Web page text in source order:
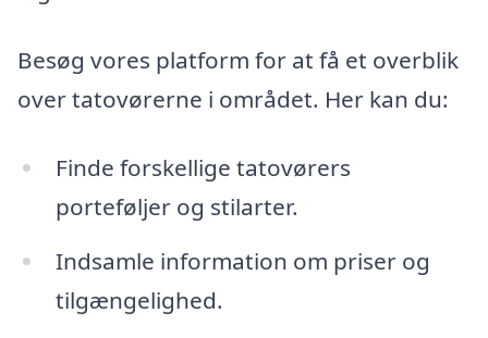
Besøg vores platform for at få et overblik
over tatovørerne i området. Her kan du:
Finde forskellige tatovørers
porteføljer og stilarter.
Indsamle information om priser og
tilgængelighed.